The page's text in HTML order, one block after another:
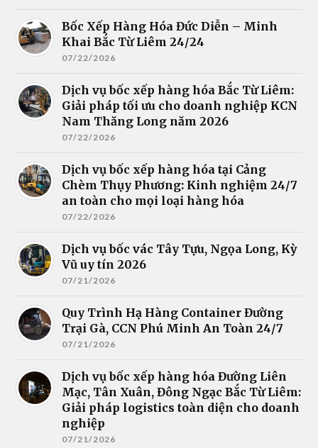
Bốc Xếp Hàng Hóa Đức Diễn – Minh
Khai Bắc Từ Liêm 24/24
07/22/2026
Dịch vụ bốc xếp hàng hóa Bắc Từ Liêm:
Giải pháp tối ưu cho doanh nghiệp KCN
Nam Thăng Long năm 2026
07/22/2026
Dịch vụ bốc xếp hàng hóa tại Cảng
Chèm Thụy Phương: Kinh nghiệm 24/7
an toàn cho mọi loại hàng hóa
07/22/2026
Dịch vụ bốc vác Tây Tựu, Ngọa Long, Kỳ
Vũ uy tín 2026
07/21/2026
Quy Trình Hạ Hàng Container Đường
Trại Gà, CCN Phú Minh An Toàn 24/7
07/21/2026
Dịch vụ bốc xếp hàng hóa Đường Liên
Mạc, Tân Xuân, Đông Ngạc Bắc Từ Liêm:
Giải pháp logistics toàn diện cho doanh
nghiệp
07/21/2026